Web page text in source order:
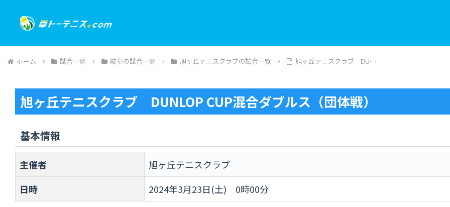
ホーム 試合一覧 岐阜の試合一覧 旭ヶ丘テニスクラブの試合一覧 旭ヶ丘テニスクラブ DU…
旭ヶ丘テニスクラブ DUNLOP CUP混合ダブルス（団体戦）
基本情報
主催者
旭ヶ丘テニスクラブ
日時
2024年3月23日(土) 0時00分